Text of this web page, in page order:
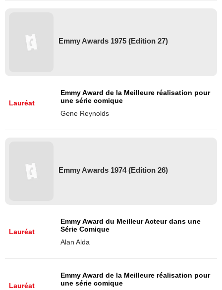
Emmy Awards 1975 (Edition 27)
Lauréat
Emmy Award de la Meilleure réalisation pour
une série comique
Gene Reynolds
Emmy Awards 1974 (Edition 26)
Lauréat
Emmy Award du Meilleur Acteur dans une
Série Comique
Alan Alda
Lauréat
Emmy Award de la Meilleure réalisation pour
une série comique